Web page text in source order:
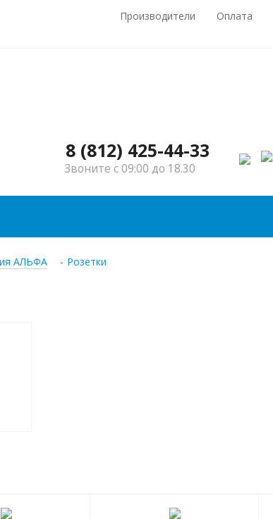
Производители Оплата
8 (812) 425-44-33
Звоните с 09:00 до 18.30
АЛЬФА - Розетки